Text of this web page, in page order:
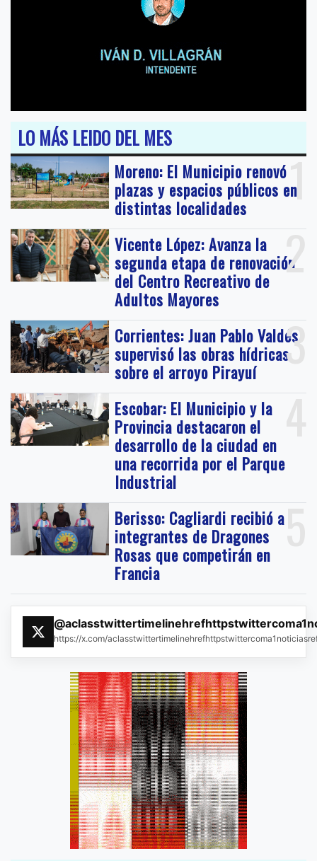
LO MÁS LEIDO DEL MES
1
Moreno: El Municipio renovó
plazas y espacios públicos en
distintas localidades
2
Vicente López: Avanza la
segunda etapa de renovación
del Centro Recreativo de
Adultos Mayores
3
Corrientes: Juan Pablo Valdés
supervisó las obras hídricas
sobre el arroyo Pirayuí
4
Escobar: El Municipio y la
Provincia destacaron el
desarrollo de la ciudad en
una recorrida por el Parque
Industrial
5
Berisso: Cagliardi recibió a
integrantes de Dragones
Rosas que competirán en
Francia
https://x.com/